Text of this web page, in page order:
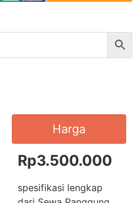
Harga
Rp3.500.000
spesifikasi lengkap